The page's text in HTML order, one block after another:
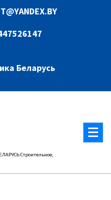
Беларусь
Строительное,